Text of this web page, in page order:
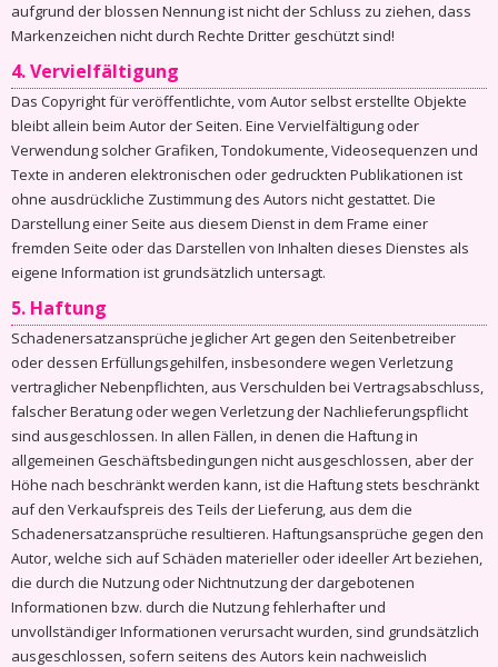
aufgrund der blossen Nennung ist nicht der Schluss zu ziehen, dass
Markenzeichen nicht durch Rechte Dritter geschützt sind!
4. Vervielfältigung
Das Copyright für veröffentlichte, vom Autor selbst erstellte Objekte
bleibt allein beim Autor der Seiten. Eine Vervielfältigung oder
Verwendung solcher Grafiken, Tondokumente, Videosequenzen und
Texte in anderen elektronischen oder gedruckten Publikationen ist
ohne ausdrückliche Zustimmung des Autors nicht gestattet. Die
Darstellung einer Seite aus diesem Dienst in dem Frame einer
fremden Seite oder das Darstellen von Inhalten dieses Dienstes als
eigene Information ist grundsätzlich untersagt.
5. Haftung
Schadenersatzansprüche jeglicher Art gegen den Seitenbetreiber
oder dessen Erfüllungsgehilfen, insbesondere wegen Verletzung
vertraglicher Nebenpflichten, aus Verschulden bei Vertragsabschluss,
falscher Beratung oder wegen Verletzung der Nachlieferungspflicht
sind ausgeschlossen. In allen Fällen, in denen die Haftung in
allgemeinen Geschäftsbedingungen nicht ausgeschlossen, aber der
Höhe nach beschränkt werden kann, ist die Haftung stets beschränkt
auf den Verkaufspreis des Teils der Lieferung, aus dem die
Schadenersatzansprüche resultieren. Haftungsansprüche gegen den
Autor, welche sich auf Schäden materieller oder ideeller Art beziehen,
die durch die Nutzung oder Nichtnutzung der dargebotenen
Informationen bzw. durch die Nutzung fehlerhafter und
unvollständiger Informationen verursacht wurden, sind grundsätzlich
ausgeschlossen, sofern seitens des Autors kein nachweislich